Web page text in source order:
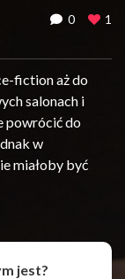
0 1
fiction aż do
salonach i
powrócić do
w
miałoby być
jest?